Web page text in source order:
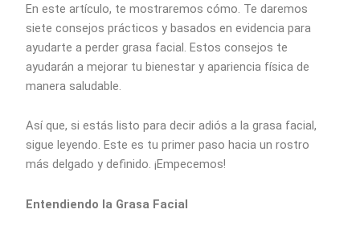
En este artículo, te mostraremos cómo. Te daremos
siete consejos prácticos y basados en evidencia para
ayudarte a perder grasa facial. Estos consejos te
ayudarán a mejorar tu bienestar y apariencia física de
manera saludable.
Así que, si estás listo para decir adiós a la grasa facial,
sigue leyendo. Este es tu primer paso hacia un rostro
más delgado y definido. ¡Empecemos!
Entendiendo la Grasa Facial